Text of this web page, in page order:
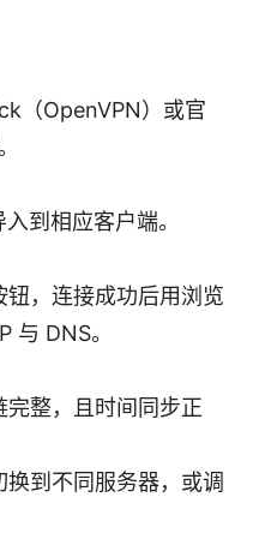
（OpenVPN）或官
到相应客户端。
，连接成功后用浏览
与 DNS。
整，且时间同步正
到不同服务器，或调